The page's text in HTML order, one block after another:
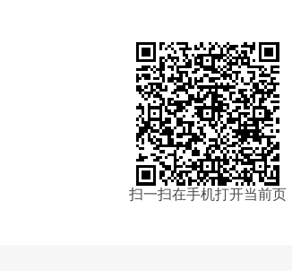
扫一扫在手机打开当前页